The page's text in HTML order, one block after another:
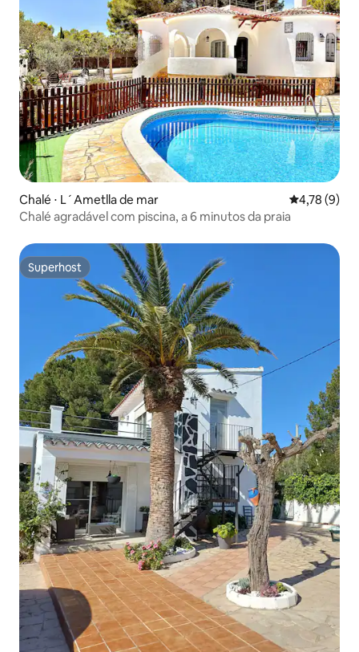
Chalé ⋅ L´Ametlla de mar 4,78 de
4,78 (9)
Chalé agradável com piscina, a 6 minutos da praia
Superhost
Superhost